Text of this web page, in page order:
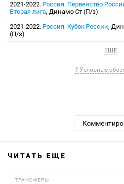
2021-2022. Россия. Первенство
Вторая лига, Динамо Ст (П/з)
2021-2022. Россия. Кубок России,
(П/з)
ЕЩЕ
? Условные
ЧИТАТЬ ЕЩЕ
ТРАНСФЕРЫ